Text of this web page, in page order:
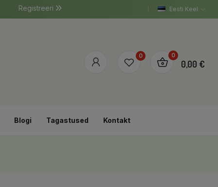
Eesti Keel
Registreeri
0 0
0,00 €
Blogi Tagastused Kontakt